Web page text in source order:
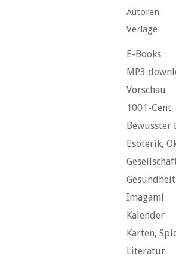
Autoren
Verlage
E-Books
MP3
Vorschau
1001-Cent
Bewusster
Esoterik,
Gesundheit
Imagami
Kalender
Karten,
Literatur